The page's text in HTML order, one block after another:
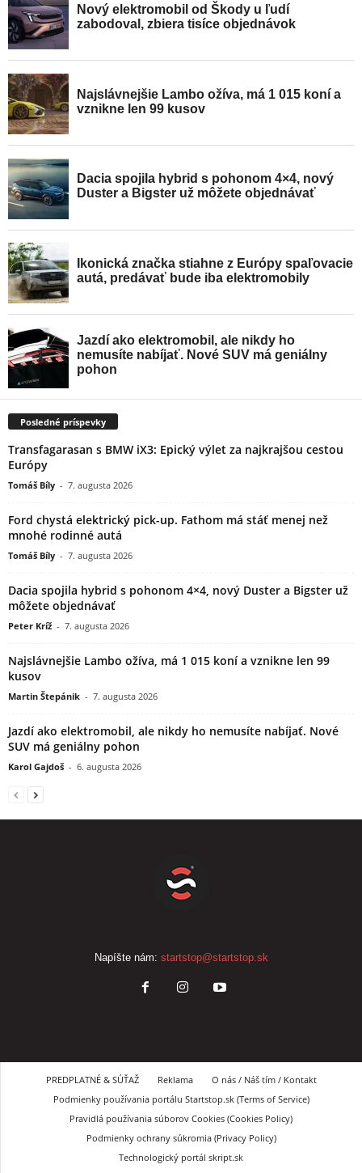
Posledné príspevky
Transfagarasan s BMW iX3: Epický výlet za najkrajšou cestou
Európy
Tomáš Bíly - 7. augusta 2026
Ford chystá elektrický pick-up. Fathom má stáť menej než
mnohé rodinné autá
Tomáš Bíly - 7. augusta 2026
Dacia spojila hybrid s pohonom 4×4, nový Duster a Bigster už
môžete objednávať
Peter Kríž - 7. augusta 2026
Najslávnejšie Lambo ožíva, má 1 015 koní a vznikne len 99
kusov
Martin Štepánik - 7. augusta 2026
Jazdí ako elektromobil, ale nikdy ho nemusíte nabíjať. Nové
SUV má geniálny pohon
Karol Gajdoš - 6. augusta 2026
Napíšte nám: startstop@startstop.sk
PREDPLATNÉ & SÚŤAŽ Reklama
O nás / Náš tím / Kontakt
Podmienky používania portálu Startstop.sk (Terms of Service)
Pravidlá používania súborov Cookies (Cookies Policy)
Podmienky ochrany súkromia (Privacy Policy)
Technologický portál skript.sk